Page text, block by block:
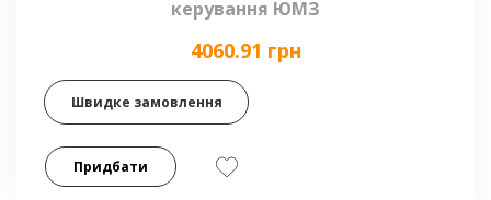
керування ЮМЗ
4060.91 грн
Швидке замовлення
Придбати